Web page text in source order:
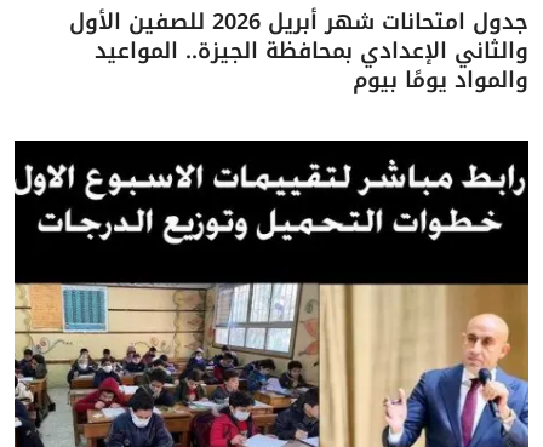
جدول امتحانات شهر أبريل 2026 للصفين الأول
والثاني الإعدادي بمحافظة الجيزة.. المواعيد
والمواد يومًا بيوم